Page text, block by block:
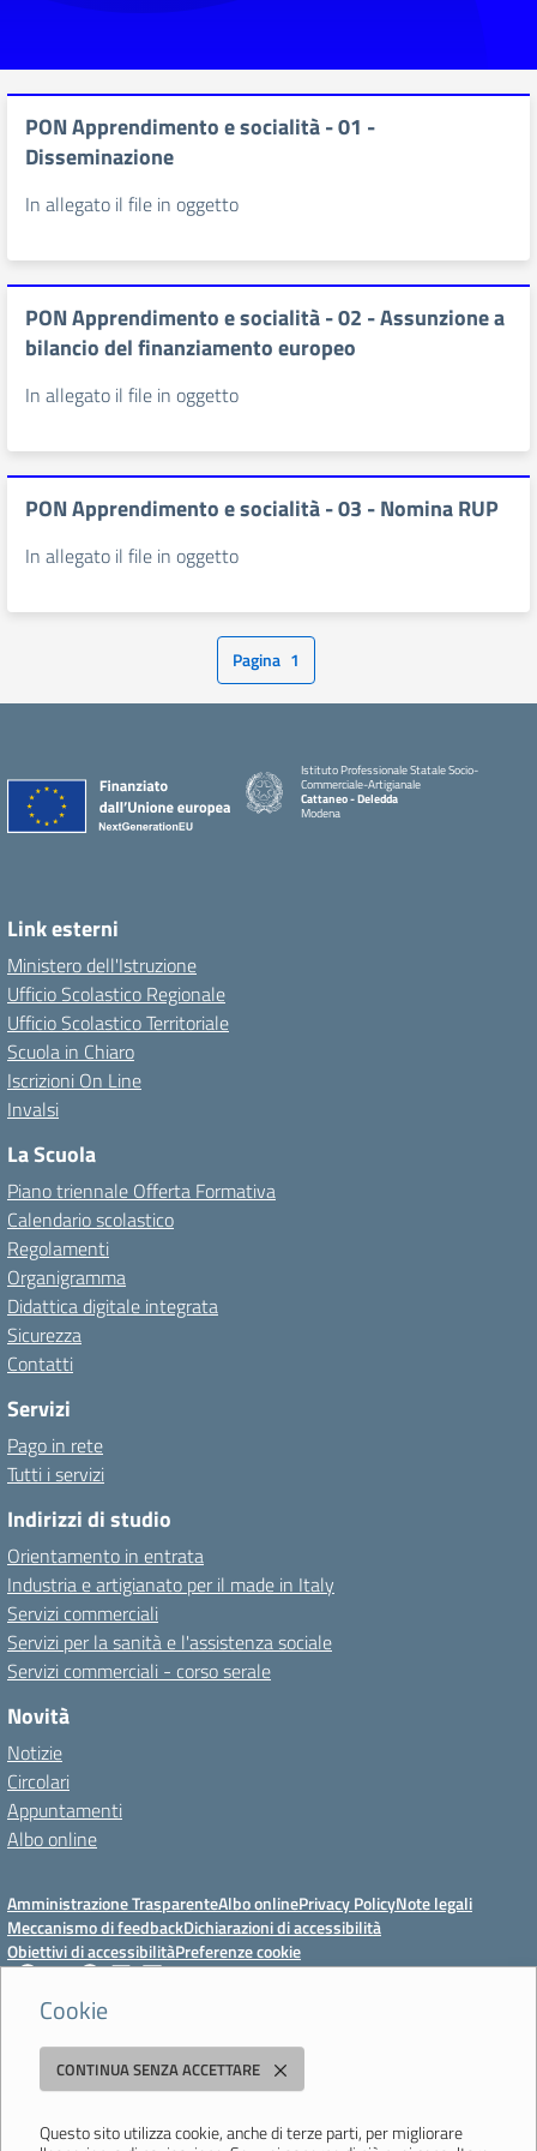
Cookie
CONTINUA SENZA ACCETTARE
Questo sito utilizza cookie, anche di terze parti, per migliorare
PON Apprendimento e socialità - 01 -
Disseminazione
In allegato il file in oggetto
PON Apprendimento e socialità - 02 - Assunzione a
bilancio del finanziamento europeo
In allegato il file in oggetto
PON Apprendimento e socialità - 03 - Nomina RUP
In allegato il file in oggetto
Pagina 1
Istituto Professionale Statale Socio-
Commerciale-Artigianale
Cattaneo - Deledda
Modena
Link esterni
Ministero dell'Istruzione
Ufficio Scolastico Regionale
Ufficio Scolastico Territoriale
Scuola in Chiaro
Iscrizioni On Line
Invalsi
La Scuola
Piano triennale Offerta Formativa
Calendario scolastico
Regolamenti
Organigramma
Didattica digitale integrata
Sicurezza
Contatti
Servizi
Pago in rete
Tutti i servizi
Indirizzi di studio
Orientamento in entrata
Industria e artigianato per il made in Italy
Servizi commerciali
Servizi per la sanità e l'assistenza sociale
Servizi commerciali - corso serale
Novità
Notizie
Circolari
Appuntamenti
Albo online
Amministrazione TrasparenteAlbo onlinePrivacy PolicyNote legali
Meccanismo di feedbackDichiarazioni di accessibilità
Obiettivi di accessibilitàPreferenze cookie
Istituto Professionale Statale Socio-Commerciale-Artigianale "Cattaneo -
Deledda"
351005 - Email:morc08000g@istruzione.it- PEC: